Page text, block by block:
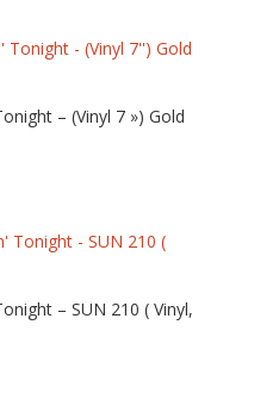
– (Vinyl 7 ») Gold
– SUN 210 ( Vinyl,